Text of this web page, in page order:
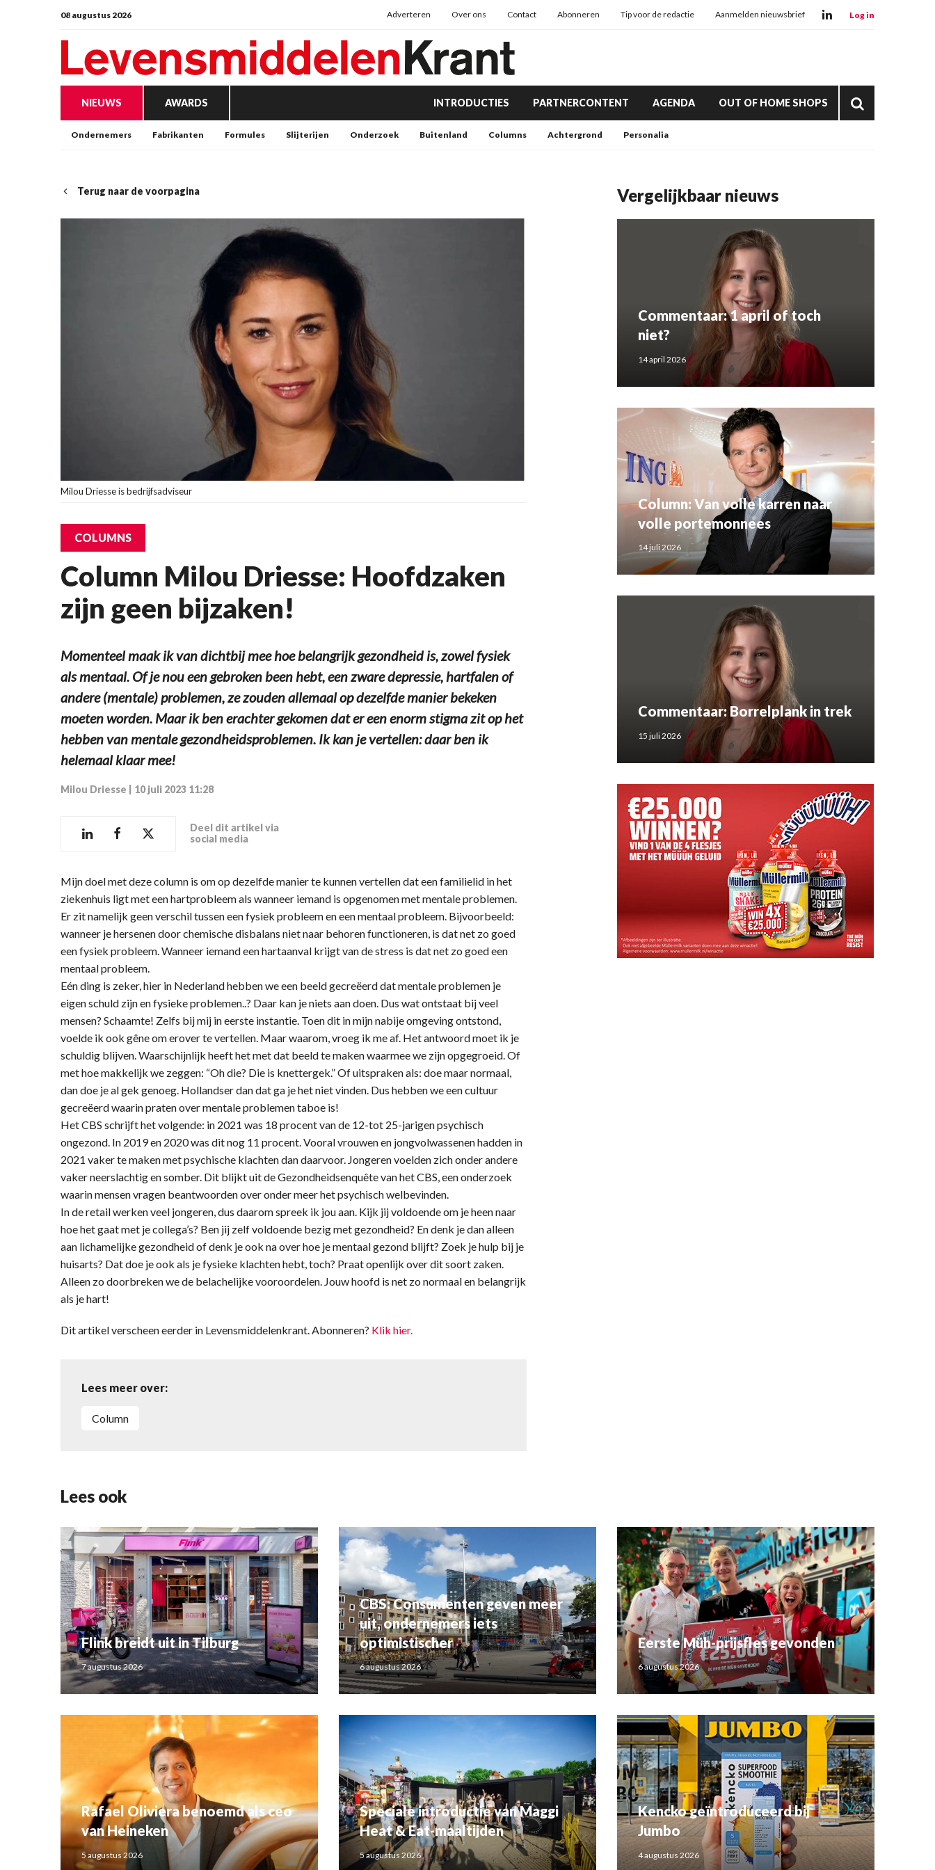
08 augustus 2026 Adverteren Over ons Contact Abonneren Tip voor de redactie Aanmelden nieuwsbrief Log in
NIEUWS AWARDS INTRODUCTIES PARTNERCONTENT AGENDA OUT OF HOME SHOPS
Ondernemers Fabrikanten Formules Slijterijen Onderzoek Buitenland Columns Achtergrond Personalia
Terug naar de voorpagina
Milou Driesse is bedrijfsadviseur
COLUMNS
Column Milou Driesse: Hoofdzaken
zijn geen bijzaken!
Momenteel maak ik van dichtbij mee hoe belangrijk gezondheid is, zowel fysiek
als mentaal. Of je nou een gebroken been hebt, een zware depressie, hartfalen of
andere (mentale) problemen, ze zouden allemaal op dezelfde manier bekeken
moeten worden. Maar ik ben erachter gekomen dat er een enorm stigma zit op het
hebben van mentale gezondheidsproblemen. Ik kan je vertellen: daar ben ik
helemaal klaar mee!
Milou Driesse 10 juli 2023 11:28
Deel dit artikel via
social media
Mijn doel met deze column is om op dezelfde manier te kunnen vertellen dat een familielid in het
ziekenhuis ligt met een hartprobleem als wanneer iemand is opgenomen met mentale problemen.
Er zit namelijk geen verschil tussen een fysiek probleem en een mentaal probleem. Bijvoorbeeld:
wanneer je hersenen door chemische disbalans niet naar behoren functioneren, is dat net zo goed
een fysiek probleem. Wanneer iemand een hartaanval krijgt van de stress is dat net zo goed een
mentaal probleem.
Eén ding is zeker, hier in Nederland hebben we een beeld gecreëerd dat mentale problemen je
eigen schuld zijn en fysieke problemen..? Daar kan je niets aan doen. Dus wat ontstaat bij veel
mensen? Schaamte! Zelfs bij mij in eerste instantie. Toen dit in mijn nabije omgeving ontstond,
voelde ik ook gêne om erover te vertellen. Maar waarom, vroeg ik me af. Het antwoord moet ik je
schuldig blijven. Waarschijnlijk heeft het met dat beeld te maken waarmee we zijn opgegroeid. Of
met hoe makkelijk we zeggen: “Oh die? Die is knettergek.” Of uitspraken als: doe maar normaal,
dan doe je al gek genoeg. Hollandser dan dat ga je het niet vinden. Dus hebben we een cultuur
gecreëerd waarin praten over mentale problemen taboe is!
Het CBS schrijft het volgende: in 2021 was 18 procent van de 12-tot 25-jarigen psychisch
ongezond. In 2019 en 2020 was dit nog 11 procent. Vooral vrouwen en jongvolwassenen hadden in
2021 vaker te maken met psychische klachten dan daarvoor. Jongeren voelden zich onder andere
vaker neerslachtig en somber. Dit blijkt uit de Gezondheidsenquête van het CBS, een onderzoek
waarin mensen vragen beantwoorden over onder meer het psychisch welbevinden.
In de retail werken veel jongeren, dus daarom spreek ik jou aan. Kijk jij voldoende om je heen naar
hoe het gaat met je collega’s? Ben jij zelf voldoende bezig met gezondheid? En denk je dan alleen
aan lichamelijke gezondheid of denk je ook na over hoe je mentaal gezond blijft? Zoek je hulp bij je
huisarts? Dat doe je ook als je fysieke klachten hebt, toch? Praat openlijk over dit soort zaken.
Alleen zo doorbreken we de belachelijke vooroordelen. Jouw hoofd is net zo normaal en belangrijk
als je hart!
Dit artikel verscheen eerder in Levensmiddelenkrant. Abonneren? Klik hier.
Lees meer over:
column
Vergelijkbaar nieuws
Commentaar: 1 april of toch
niet?
14 april 2026
Column: Van volle karren naar
volle portemonnees
14 juli 2026
Commentaar: Borrelplank in trek
15 juli 2026
Lees ook
Flink breidt uit in Tilburg
7 augustus 2026
CBS: Consumenten geven meer
uit, ondernemers iets
optimistischer
6 augustus 2026
Eerste Müh-prijsfles gevonden
6 augustus 2026
Rafael Oliviera benoemd als ceo
van Heineken
5 augustus 2026
Speciale introductie van Maggi
Heat & Eat-maaltijden
5 augustus 2026
Kencko geïntroduceerd bij
Jumbo
4 augustus 2026